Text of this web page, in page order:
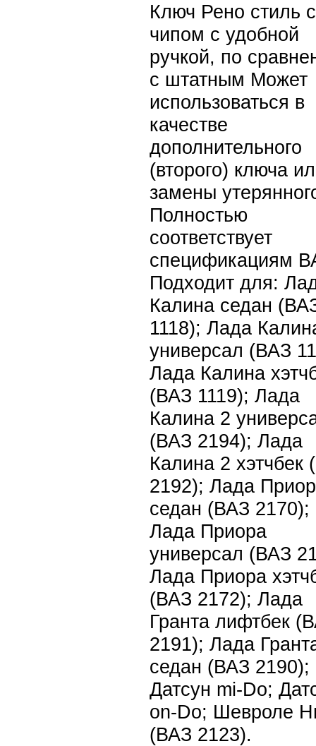
Ключ Рено стиль с
чипом с удобной
ручкой, по
с штатным Может
использоваться в
качестве
дополнительного
(второго) ключа
замены
Полностью
соответствует
спецификациям
Подходит для:
Калина седан
1118); Лада
универсал (ВАЗ
Лада Калина
(ВАЗ 1119); Лада
Калина 2
(ВАЗ 2194); Лада
Калина 2 хэтчбек
2192); Лада
седан (ВАЗ 2170);
Лада Приора
универсал (ВАЗ
Лада Приора
(ВАЗ 2172); Лада
Гранта лифтбек
2191); Лада
седан (ВАЗ 2190);
Датсун mi-Do;
on-Do; Шевроле
(ВАЗ 2123).